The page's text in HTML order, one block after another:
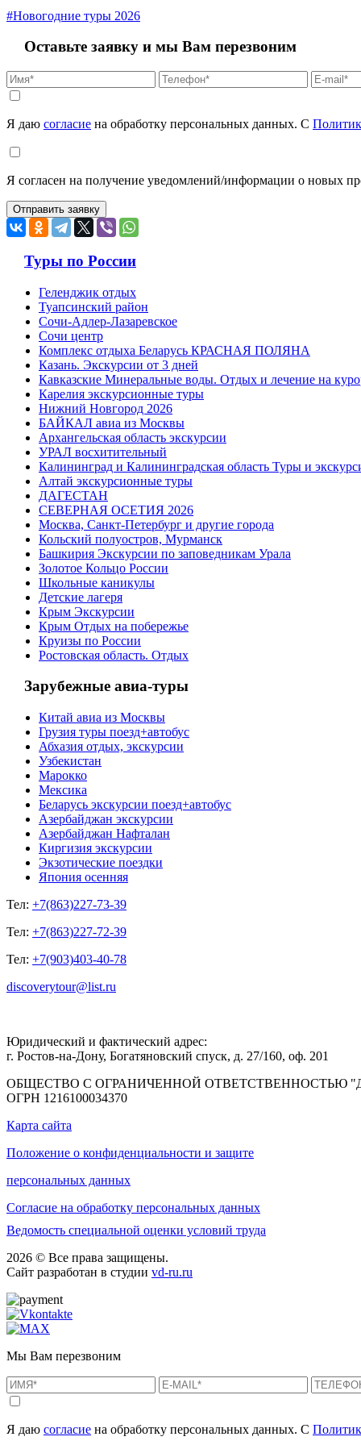
#Новогодние туры 2026
Оставьте заявку и мы Вам перезвоним
Я даю согласие на обработку персональных данных. С
Я согласен на получение уведомлений/информации о новых
Туры по России
Геленджик отдых
Туапсинский район
Сочи-Адлер-Лазаревское
Сочи центр
Комплекс отдыха Беларусь КРАСНАЯ ПОЛЯНА
Казань. Экскурсии от 3 дней
Кавказские Минеральные воды. Отдых и лечение на
Карелия экскурсионные туры
Нижний Новгород 2026
БАЙКАЛ авиа из Москвы
Архангельская область экскурсии
УРАЛ восхитительный
Калининград и Калининградская область Туры и
Алтай экскурсионные туры
ДАГЕСТАН
СЕВЕРНАЯ ОСЕТИЯ 2026
Москва, Санкт-Петербург и другие города
Кольский полуостров, Мурманск
Башкирия Экскурсии по заповедникам Урала
Золотое Кольцо России
Школьные каникулы
Детские лагеря
Крым Экскурсии
Крым Отдых на побережье
Круизы по России
Ростовская область. Отдых
Зарубежные авиа-туры
Китай авиа из Москвы
Грузия туры поезд+автобус
Абхазия отдых, экскурсии
Узбекистан
Марокко
Мексика
Беларусь экскурсии поезд+автобус
Азербайджан экскурсии
Азербайджан Нафталан
Киргизия экскурсии
Экзотические поездки
Япония осенняя
Тел: +7(863)227-73-39
Тел: +7(863)227-72-39
Тел: +7(903)403-40-78
discoverytour@list.ru
Юридический и фактический адрес:
г. Ростов-на-Дону, Богатяновский спуск, д. 27/160, оф. 201
ОБЩЕСТВО С ОГРАНИЧЕННОЙ ОТВЕТСТВЕННОСТЬЮ
ОГРН 1216100034370
Карта сайта
Положение о конфиденциальности и защите
персональных данных
Согласие на обработку персональных данных
Ведомость специальной оценки условий труда
2026 © Все права защищены.
Сайт разработан в студии vd-ru.ru
Мы Вам перезвоним
Я даю согласие на обработку персональных данных. С